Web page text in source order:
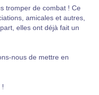
tromper de combat ! Ce
amicales et autres,
elles ont déjà fait un
nous de mettre en
!